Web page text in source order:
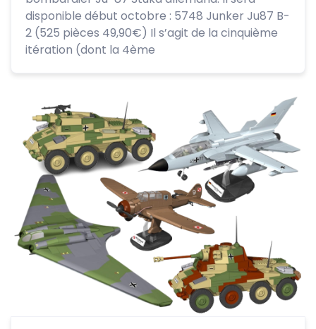
disponible début octobre : 5748 Junker Ju87 B-
2 (525 pièces 49,90€) Il s’agit de la cinquième
itération (dont la 4ème